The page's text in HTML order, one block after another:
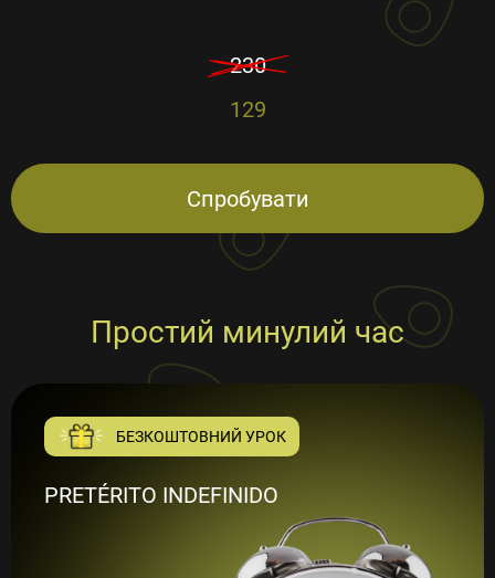
230
129
Спробувати
Простий минулий час
БЕЗКОШТОВНИЙ УРОК
PRETÉRITO INDEFINIDO